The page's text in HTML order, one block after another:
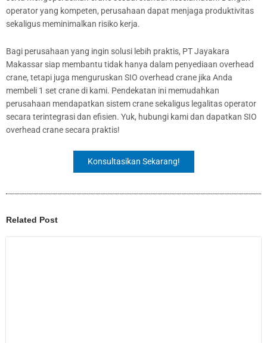
operator yang kompeten, perusahaan dapat menjaga produktivitas
sekaligus meminimalkan risiko kerja.
Bagi perusahaan yang ingin solusi lebih praktis, PT Jayakara
Makassar siap membantu tidak hanya dalam penyediaan overhead
crane, tetapi juga menguruskan SIO overhead crane jika Anda
membeli 1 set crane di kami. Pendekatan ini memudahkan
perusahaan mendapatkan sistem crane sekaligus legalitas operator
secara terintegrasi dan efisien. Yuk, hubungi kami dan dapatkan SIO
overhead crane secara praktis!
Konsultasikan Sekarang!
Related Post